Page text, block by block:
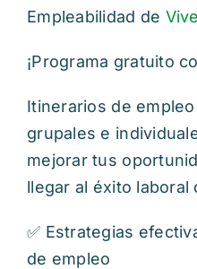
Empleabilidad de
¡Programa gratuito
Itinerarios de
grupales e
mejorar tus
llegar al éxito laboral
✅ Estrategias
de empleo